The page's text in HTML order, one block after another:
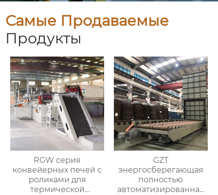
Самые Продаваемые
Продукты
RGW серия
конвейерных печей с
роликами для
термической
GZT
энергосберегающая
полностью
автоматизированная